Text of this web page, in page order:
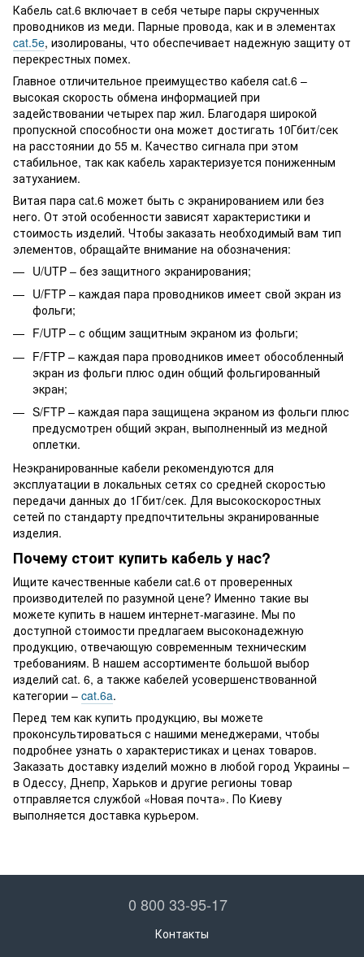
Кабель cat.6 включает в себя четыре пары скрученных
проводников из меди. Парные провода, как и в элементах
cat.5e, изолированы, что обеспечивает надежную защиту от
перекрестных помех.
Главное отличительное преимущество кабеля cat.6 –
высокая скорость обмена информацией при
задействовании четырех пар жил. Благодаря широкой
пропускной способности она может достигать 10Гбит/сек
на расстоянии до 55 м. Качество сигнала при этом
стабильное, так как кабель характеризуется пониженным
затуханием.
Витая пара cat.6 может быть с экранированием или без
него. От этой особенности зависят характеристики и
стоимость изделий. Чтобы заказать необходимый вам тип
элементов, обращайте внимание на обозначения:
U/UTP – без защитного экранирования;
U/FTP – каждая пара проводников имеет свой экран из
фольги;
F/UTP – с общим защитным экраном из фольги;
F/FTP – каждая пара проводников имеет обособленный
экран из фольги плюс один общий фольгированный
экран;
S/FTP – каждая пара защищена экраном из фольги плюс
предусмотрен общий экран, выполненный из медной
оплетки.
Неэкранированные кабели рекомендуются для
эксплуатации в локальных сетях со средней скоростью
передачи данных до 1Гбит/сек. Для высокоскоростных
сетей по стандарту предпочтительны экранированные
изделия.
Почему стоит купить кабель у нас?
Ищите качественные кабели cat.6 от проверенных
производителей по разумной цене? Именно такие вы
можете купить в нашем интернет-магазине. Мы по
доступной стоимости предлагаем высоконадежную
продукцию, отвечающую современным техническим
требованиям. В нашем ассортименте большой выбор
изделий cat. 6, а также кабелей усовершенствованной
категории – cat.6a.
Перед тем как купить продукцию, вы можете
проконсультироваться с нашими менеджерами, чтобы
подробнее узнать о характеристиках и ценах товаров.
Заказать доставку изделий можно в любой город Украины –
в Одессу, Днепр, Харьков и другие регионы товар
отправляется службой «Новая почта». По Киеву
выполняется доставка курьером.
0 800 33-95-17
Контакты